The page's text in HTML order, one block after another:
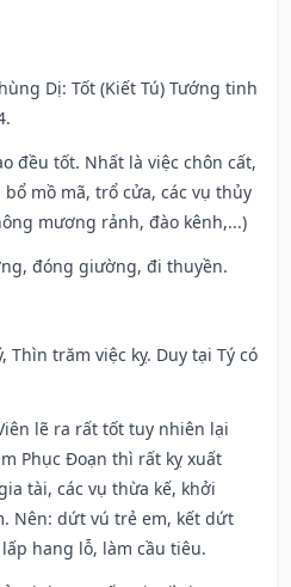
Dị: Tốt (Kiết Tú) Tướng tinh
đều tốt. Nhất là việc chôn cất,
mồ mã, trổ cửa, các vụ thủy
mương rảnh, đào kênh,...)
đóng giường, đi thuyền.
Thìn trăm việc kỵ. Duy tại Tý có
lẽ ra rất tốt tuy nhiên lại
Phục Đoạn thì rất kỵ xuất
tài, các vụ thừa kế, khởi
Nên: dứt vú trẻ em, kết dứt
hang lỗ, làm cầu tiêu.